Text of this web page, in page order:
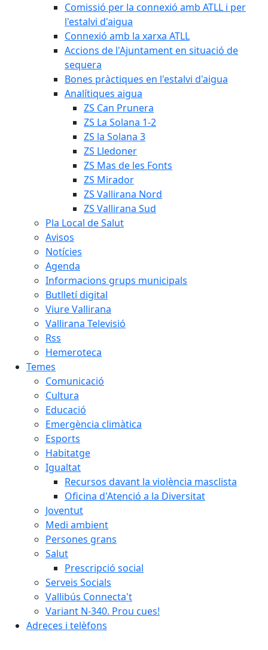
Comissió per la connexió amb ATLL i per
l'estalvi d'aigua
Connexió amb la xarxa ATLL
Accions de l'Ajuntament en situació de
sequera
Bones pràctiques en l'estalvi d'aigua
Analítiques aigua
ZS Can Prunera
ZS La Solana 1-2
ZS la Solana 3
ZS Lledoner
ZS Mas de les Fonts
ZS Mirador
ZS Vallirana Nord
ZS Vallirana Sud
Pla Local de Salut
Avisos
Notícies
Agenda
Informacions grups municipals
Butlletí digital
Viure Vallirana
Vallirana Televisió
Rss
Hemeroteca
Temes
Comunicació
Cultura
Educació
Emergència climàtica
Esports
Habitatge
Igualtat
Recursos davant la violència masclista
Oficina d'Atenció a la Diversitat
Joventut
Medi ambient
Persones grans
Salut
Prescripció social
Serveis Socials
Vallibús Connecta't
Variant N-340. Prou cues!
Adreces i telèfons